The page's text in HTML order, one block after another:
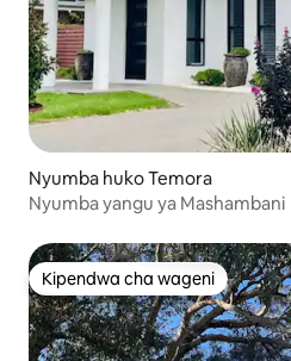
Nyumba huko Temora
Nyumba yangu ya Mashambani
Kipendwa cha wageni
Kipendwa cha wageni